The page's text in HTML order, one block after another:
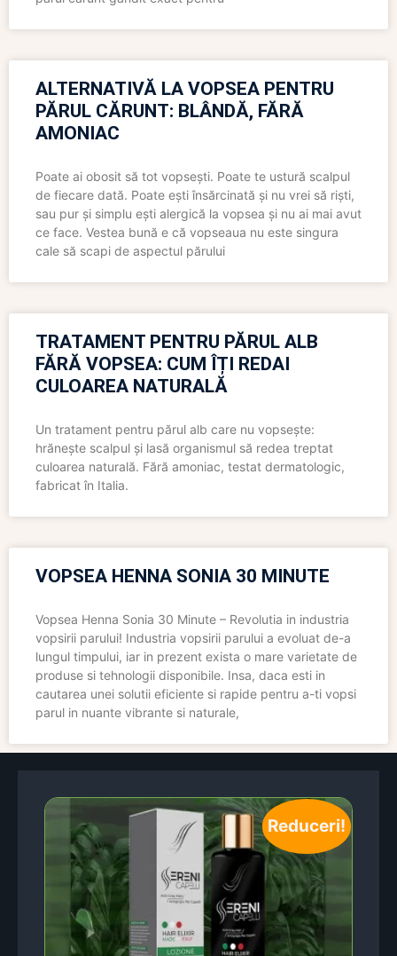
ALTERNATIVĂ LA VOPSEA PENTRU
PĂRUL CĂRUNT: BLÂNDĂ, FĂRĂ
AMONIAC
Poate ai obosit să tot vopsești. Poate te ustură scalpul
de fiecare dată. Poate ești însărcinată și nu vrei să riști,
sau pur și simplu ești alergică la vopsea și nu ai mai avut
ce face. Vestea bună e că vopseaua nu este singura
cale să scapi de aspectul părului
TRATAMENT PENTRU PĂRUL ALB
FĂRĂ VOPSEA: CUM ÎȚI REDAI
CULOAREA NATURALĂ
Un tratament pentru părul alb care nu vopsește:
hrănește scalpul și lasă organismul să redea treptat
culoarea naturală. Fără amoniac, testat dermatologic,
fabricat în Italia.
VOPSEA HENNA SONIA 30 MINUTE
Vopsea Henna Sonia 30 Minute – Revolutia in industria
vopsirii parului! Industria vopsirii parului a evoluat de-a
lungul timpului, iar in prezent exista o mare varietate de
produse si tehnologii disponibile. Insa, daca esti in
cautarea unei solutii eficiente si rapide pentru a-ti vopsi
parul in nuante vibrante si naturale,
Reduceri!